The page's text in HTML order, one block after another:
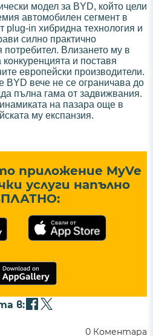
модел за BYD, който цели
автомобилен сегмент в
plug-in хибридна технология и
силно практично
Влизането му в
и поставя
европейски производители.
BYD вече не се ограничава до
пълна гама от задвижвания.
на пазара още в
му експанзия.
приложение MyVe
услуги напълно
в:
0 Коментара